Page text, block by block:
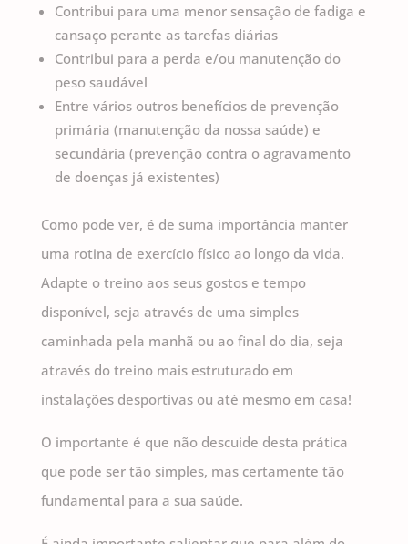
Contribui para uma menor sensação de fadiga e
cansaço perante as tarefas diárias
Contribui para a perda e/ou manutenção do
peso saudável
Entre vários outros benefícios de prevenção
primária (manutenção da nossa saúde) e
secundária (prevenção contra o agravamento
de doenças já existentes)
Como pode ver, é de suma importância manter
uma rotina de exercício físico ao longo da vida.
Adapte o treino aos seus gostos e tempo
disponível, seja através de uma simples
caminhada pela manhã ou ao final do dia, seja
através do treino mais estruturado em
instalações desportivas ou até mesmo em casa!
O importante é que não descuide desta prática
que pode ser tão simples, mas certamente tão
fundamental para a sua saúde.